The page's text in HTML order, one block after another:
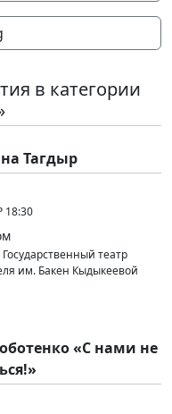
в категории
Тагдыр
театр
им. Бакен Кыдыкеевой
«С нами не